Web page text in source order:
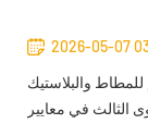
international
2032, this
2026-05-07
والبلاستيك
في معايير